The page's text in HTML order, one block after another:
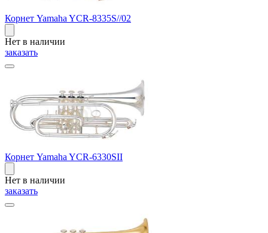
Корнет Yamaha YCR-8335S//02
Нет в наличии
заказать
Корнет Yamaha YCR-6330SII
Нет в наличии
заказать